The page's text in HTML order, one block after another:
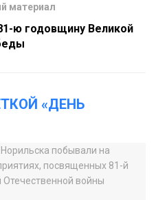
материал
ю годовщину Великой
«ДЕНЬ